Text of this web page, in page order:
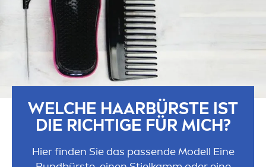
WELCHE HAARBÜRSTE IST
DIE RICHTIGE FÜR MICH?
Hier finden Sie das passende Modell Eine